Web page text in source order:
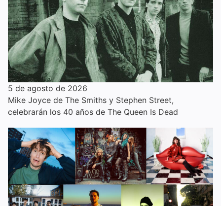
5 de agosto de 2026
Mike Joyce de The Smiths y Stephen Street,
celebrarán los 40 años de The Queen Is Dead